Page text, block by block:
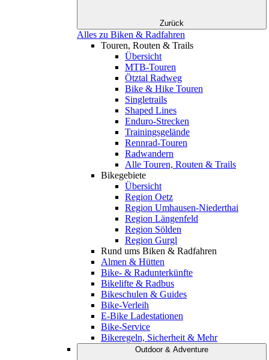
Zurück
Alles zu Biken & Radfahren
Touren, Routen & Trails
Übersicht
MTB-Touren
Ötztal Radweg
Bike & Hike Touren
Singletrails
Shaped Lines
Enduro-Strecken
Trainingsgelände
Rennrad-Touren
Radwandern
Alle Touren, Routen & Trails
Bikegebiete
Übersicht
Region Oetz
Region Umhausen-Niederthai
Region Längenfeld
Region Sölden
Region Gurgl
Rund ums Biken & Radfahren
Almen & Hütten
Bike- & Radunterkünfte
Bikelifte & Radbus
Bikeschulen & Guides
Bike-Verleih
E-Bike Ladestationen
Bike-Service
Bikeregeln, Sicherheit & Mehr
Outdoor & Adventure